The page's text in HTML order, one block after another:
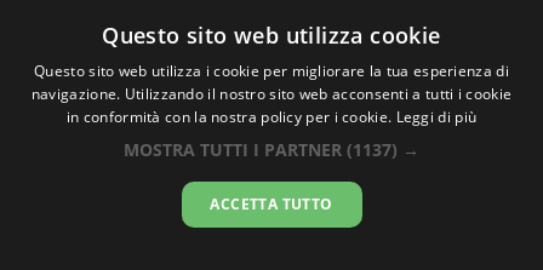
Oraesatta.co
Ora EsattaMamoutzou
23:20:09
Questo sito web utilizza cookie
Questo sito web utilizza i cookie per migliorare la tua esperienza di
navigazione. Utilizzando il nostro sito web acconsenti a tutti i cookie
in conformità con la nostra policy per i cookie. Leggi di più
MOSTRA TUTTI I PARTNER (1137) →
ACCETTA TUTTO